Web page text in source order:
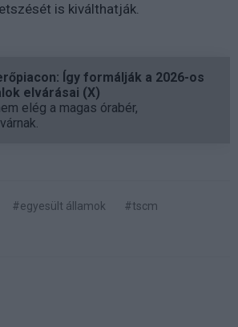
is kiválthatják.
Így formálják a 2026-os
elvárásai (X)
elég a magas órabér,
#egyesült államok
#tscm